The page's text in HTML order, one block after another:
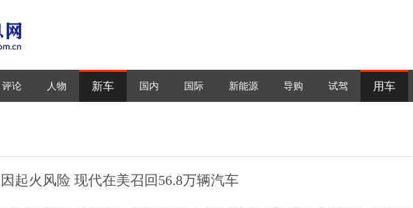
评论 人物 新车 国内 国际 新能源 导购 试驾 用车
因起火风险 现代在美召回56.8万辆汽车